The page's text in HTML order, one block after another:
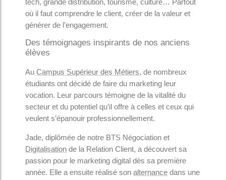
où il faut comprendre le client, créer de la valeur et
générer de l’engagement.
Des témoignages inspirants de nos anciens
élèves
Au Campus Supérieur des Métiers, de nombreux
étudiants ont décidé de faire du marketing leur
vocation. Leur parcours témoigne de la vitalité du
secteur et du potentiel qu’il offre à celles et ceux qui
veulent s’épanouir professionnellement.
Jade, diplômée de notre BTS Négociation et
Digitalisation de la Relation Client, a découvert sa
passion pour le marketing digital dès sa première
année. Elle a ensuite réalisé son alternance dans une